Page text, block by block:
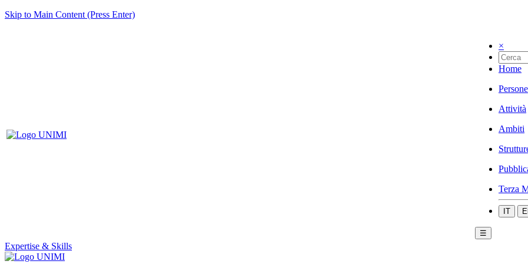
Skip to Main Content (Press Enter)
×
Home
Persone
Attività
Ambiti
Terza
IT
☰
Expertise & Skills